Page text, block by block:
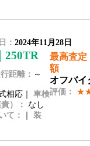
： 2024年11月28日
250TR
距離： ～
相応｜ 車検
）：
なし
て：
装
最高査定
額
オフバイ
評価：